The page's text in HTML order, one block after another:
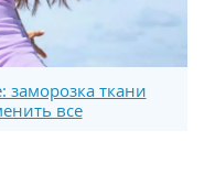
ткани
все